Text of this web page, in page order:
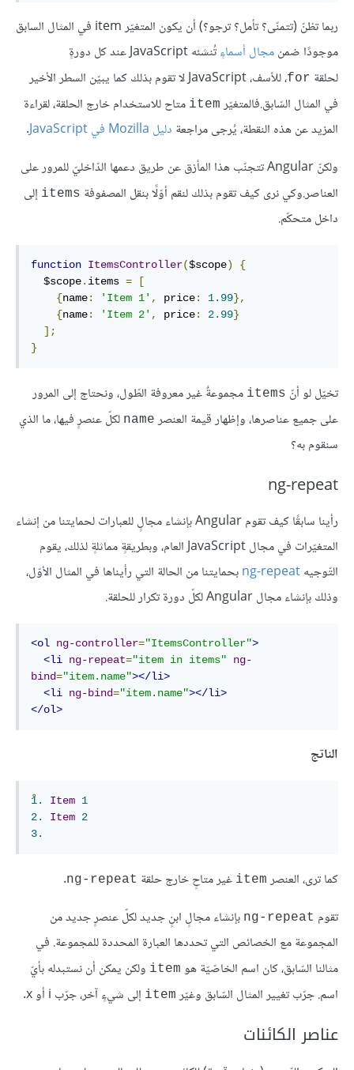
ربما تظنّ (تتمنّى؟ تأمل؟ ترجو؟) أن يكون المتغيّر item في المثال السابق
موجودًا ضمنمجال أسماءٍ
تُنشئه JavaScript عند كل دورةٍ
لحلقة for
، للأسف، JavaScript لا تقوم بذلك كما يبيّن السطر الأخير
في المثال السّابق.فالمتغيّر item متاح للاستخدام خارج الحلقة، لقراءة
المزيد عن هذه النقطة، يُرجى مراجعة دليل Mozilla في JavaScript
.
ولكنّ Angular تتجنّب هذا المأزق عن طريق دعمها الدّاخليّ للمرور على
العناصر.وكي نرى كيف تقوم بذلك لنقم أوّلًا بنقل المصفوفة items إلى
داخل متحكّم.
function ItemsController($scope)
{
  $scope
. items =
[
{name: 'Item 1' , price: 1.99},
{name: 'Item 2' , price: 2.99}
];
}
تخيّل لو أنّ items مجموعةٌ غير معروفة الطّول، ونحتاج إلى المرور
على جميع عناصرها، وإظهار قيمة العنصر name لكلّ عنصرٍ فيها، ما الذي
سنقوم به؟
ng-repeat
رأينا سابقًا كيف تقوم Angular بإنشاء مجالٍ للعبارات لحمايتنا من إنشاء
المتغيّرات في مجال JavaScript العام، وبطريقةٍ مماثلةٍ لذلك، يقوم
التّوجيهng-repeatبحمايتنا من الحالة التي رأيناها في المثال الأوّل،
وذلك بإنشاء مجال Angular لكلّ دورة تكرار للحلقة.
<ol ng-controller="ItemsController">
<li ng-repeat="item in items"
ng-
bind="item.name"></li>
<li ng-bind="item.name"></li>
</ol>
الناتج
1. Item 1
2.
Item 2
3.
كما ترى، العنصر item غير متاحٍ خارج حلقة ng-repeat
.
تقوم ng-repeat بإنشاء مجالٍ ابنٍ جديد لكلّ عنصرٍ جديد من
المجموعة مع الخصائص التي تحددها العبارة المحددة للمجموعة. في
مثالنا السّابق، كان اسم الخاصّيّة هو item ولكن يمكن أن نستبدله بأيّ
اسم. جرّب تغيير المثال السّابق وغيّر item إلى شيءٍ آخر، جرّب i أو x.
عناصر الكائنات